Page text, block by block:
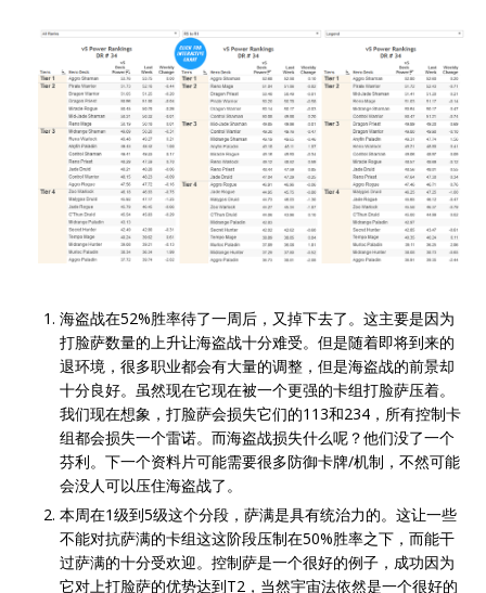
海盗战在52%胜率待了一周后，又掉下去了。这主要是因为
打脸萨数量的上升让海盗战十分难受。但是随着即将到来的
退环境，很多职业都会有大量的调整，但是海盗战的前景却
十分良好。虽然现在它现在被一个更强的卡组打脸萨压着。
我们现在想象，打脸萨会损失它们的113和234，所有控制卡
组都会损失一个雷诺。而海盗战损失什么呢？他们没了一个
芬利。下一个资料片可能需要很多防御卡牌/机制，不然可能
会没人可以压住海盗战了。
本周在1级到5级这个分段，萨满是具有统治力的。这让一些
不能对抗萨满的卡组这这阶段压制在50%胜率之下，而能干
过萨满的十分受欢迎。控制萨是一个很好的例子，成功因为
它对上打脸萨的优势达到T2，当然宇宙法依然是一个很好的